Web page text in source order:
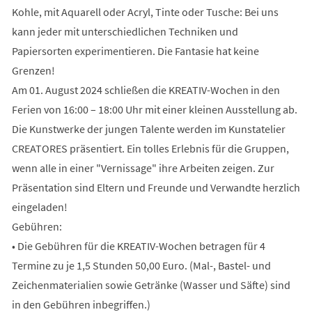
Kohle, mit Aquarell oder Acryl, Tinte oder Tusche: Bei uns
kann jeder mit unterschiedlichen Techniken und
Papiersorten experimentieren. Die Fantasie hat keine
Grenzen!
Am 01. August 2024 schließen die KREATIV-Wochen in den
Ferien von 16:00 – 18:00 Uhr mit einer kleinen Ausstellung ab.
Die Kunstwerke der jungen Talente werden im Kunstatelier
CREATORES präsentiert. Ein tolles Erlebnis für die Gruppen,
wenn alle in einer "Vernissage" ihre Arbeiten zeigen. Zur
Präsentation sind Eltern und Freunde und Verwandte herzlich
eingeladen!
Gebühren:
• Die Gebühren für die KREATIV-Wochen betragen für 4
Termine zu je 1,5 Stunden 50,00 Euro. (Mal-, Bastel- und
Zeichenmaterialien sowie Getränke (Wasser und Säfte) sind
in den Gebühren inbegriffen.)